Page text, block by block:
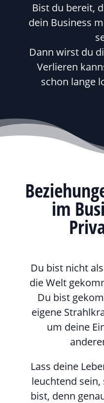
Bist du bereit,
dein Business
Dann wirst du
Verlieren
schon lange
im
Du bist nicht
die Welt
Du bist
eigene
um deine
Lass deine
leuchtend sein,
bist, denn